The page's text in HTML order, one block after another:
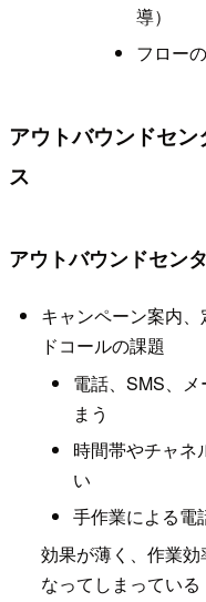
導）
フロー
アウトバウンドセ
ス
アウトバウンドセン
キャンペーン案内
ドコールの課題
電話、SMS、
まう
時間帯やチャネ
い
手作業による電
効果が薄く、作業
なってしまっている